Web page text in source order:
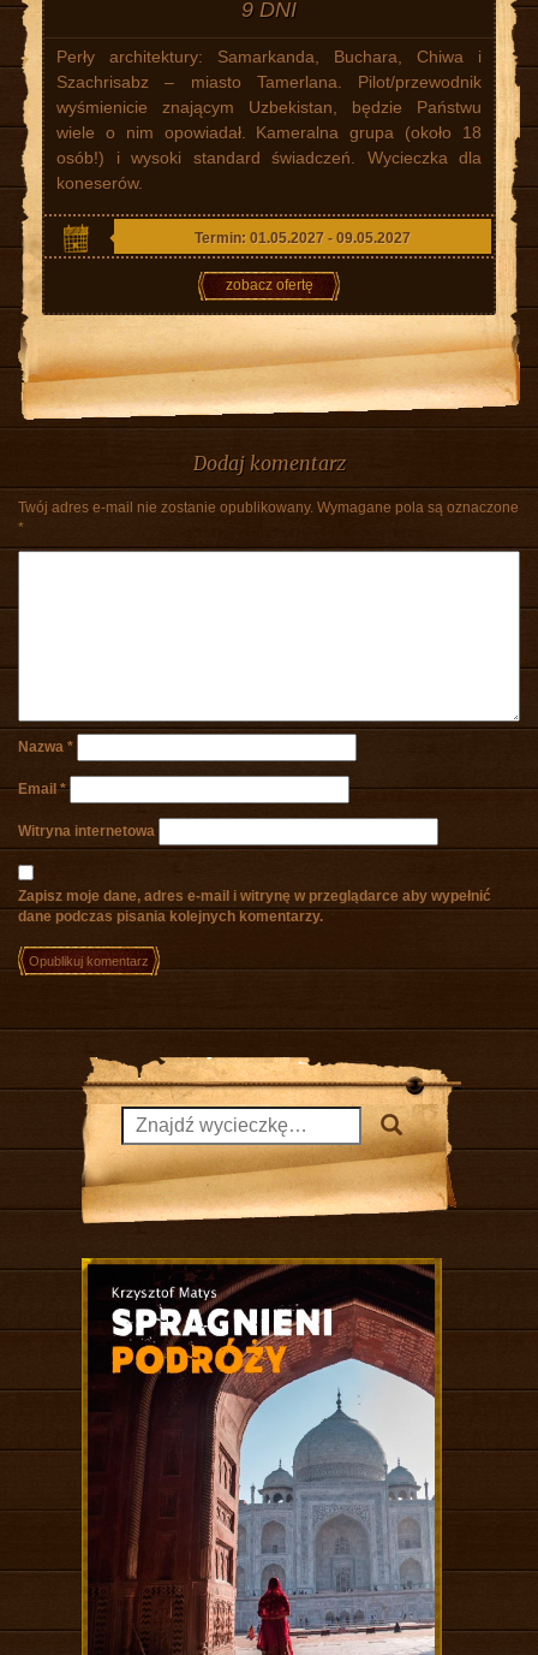
9 DNI
Perły architektury: Samarkanda, Buchara, Chiwa i
Szachrisabz – miasto Tamerlana. Pilot/przewodnik
wyśmienicie znającym Uzbekistan, będzie Państwu
wiele o nim opowiadał. Kameralna grupa (około 18
osób!) i wysoki standard świadczeń. Wycieczka dla
koneserów.
Termin: 01.05.2027 - 09.05.2027
zobacz ofertę
Dodaj komentarz
Twój adres e-mail nie zostanie opublikowany. Wymagane pola są oznaczone
*
Nazwa *
Email*
Witryna internetowa
Zapisz moje dane, adres e-mail i witrynę w przeglądarce aby wypełnić
dane podczas pisania kolejnych komentarzy.